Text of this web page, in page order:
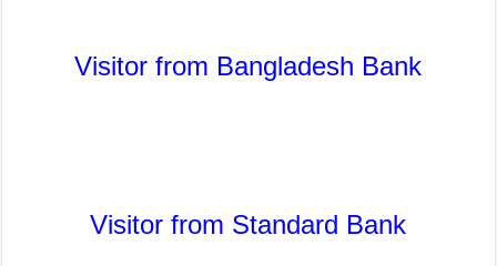
Visitor from Bangladesh Bank
Visitor from Standard Bank